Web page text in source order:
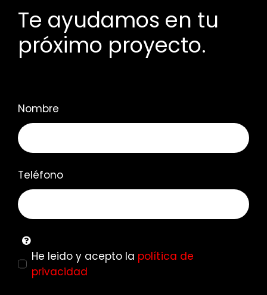
Te ayudamos en tu
próximo proyecto.
Nombre
Teléfono
He leido y acepto la política de
privacidad